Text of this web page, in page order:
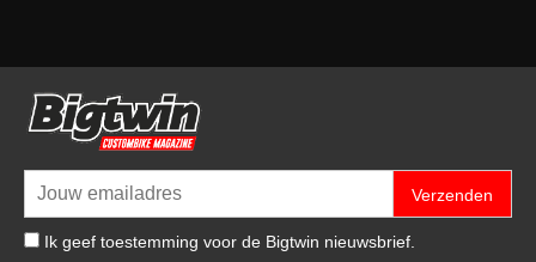
Verzenden
Ik geef toestemming voor de Bigtwin nieuwsbrief.